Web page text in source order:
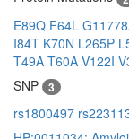
E89Q F64L
I84T K70N L265P
T49A T60A V122I
SNP
3
rs1800497